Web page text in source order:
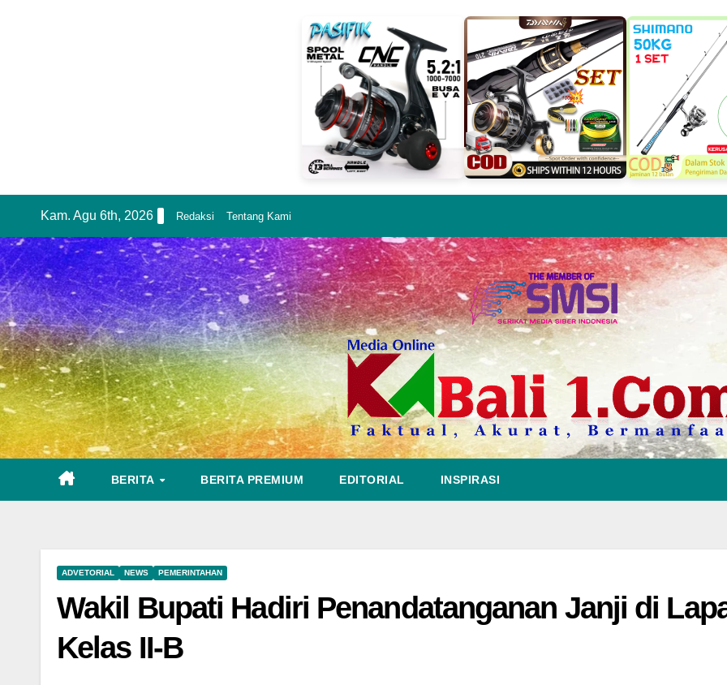
content
Kam. Agu 6th, 2026 Redaksi Tentang Kami
BERITA BERITA PREMIUM EDITORIAL INSPIRASI
ADVETORIAL NEWS PEMERINTAHAN
Wakil Bupati Hadiri Penandatanganan Janji di
Kelas II-B